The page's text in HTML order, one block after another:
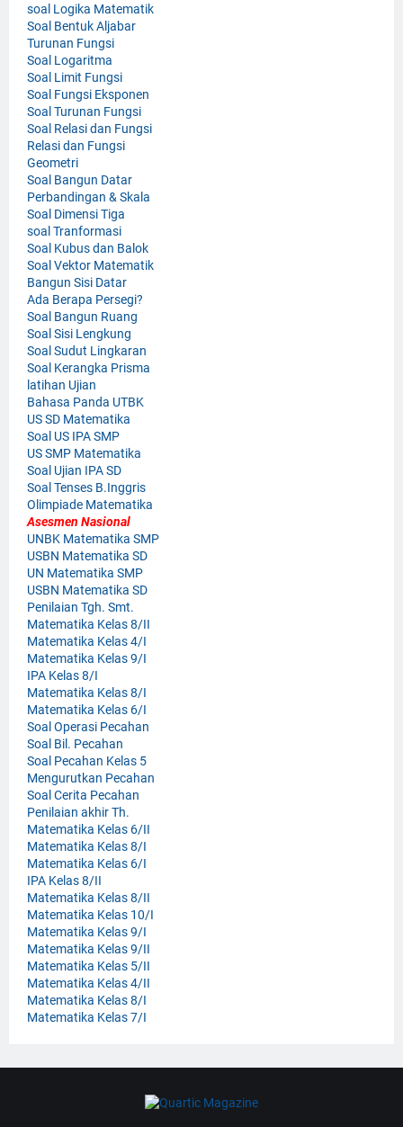
soal Logika Matematik
Soal Bentuk Aljabar
Turunan Fungsi
Soal Logaritma
Soal Limit Fungsi
Soal Fungsi Eksponen
Soal Turunan Fungsi
Soal Relasi dan Fungsi
Relasi dan Fungsi
Geometri
Soal Bangun Datar
Perbandingan & Skala
Soal Dimensi Tiga
soal Tranformasi
Soal Kubus dan Balok
Soal Vektor Matematik
Bangun Sisi Datar
Ada Berapa Persegi?
Soal Bangun Ruang
Soal Sisi Lengkung
Soal Sudut Lingkaran
Soal Kerangka Prisma
latihan Ujian
Bahasa Panda UTBK
US SD Matematika
Soal US IPA SMP
US SMP Matematika
Soal Ujian IPA SD
Soal Tenses B.Inggris
Olimpiade Matematika
Asesmen Nasional
UNBK Matematika SMP
USBN Matematika SD
UN Matematika SMP
USBN Matematika SD
Penilaian Tgh. Smt.
Matematika Kelas 8/II
Matematika Kelas 4/I
Matematika Kelas 9/I
IPA Kelas 8/I
Matematika Kelas 8/I
Matematika Kelas 6/I
Soal Operasi Pecahan
Soal Bil. Pecahan
Soal Pecahan Kelas 5
Mengurutkan Pecahan
Soal Cerita Pecahan
Penilaian akhir Th.
Matematika Kelas 6/II
Matematika Kelas 8/I
Matematika Kelas 6/I
IPA Kelas 8/II
Matematika Kelas 8/II
Matematika Kelas 10/I
Matematika Kelas 9/I
Matematika Kelas 9/II
Matematika Kelas 5/II
Matematika Kelas 4/II
Matematika Kelas 8/I
Matematika Kelas 7/I